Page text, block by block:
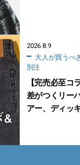
2026.8.9
別注
【完売必至コ
差がつくリー
アー、ディッ